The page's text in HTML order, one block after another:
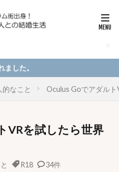
的なこと Oculus Goでアダル
VRを試したら世界
R18 34件